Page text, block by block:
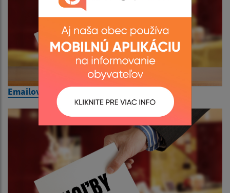
Emailová adresa